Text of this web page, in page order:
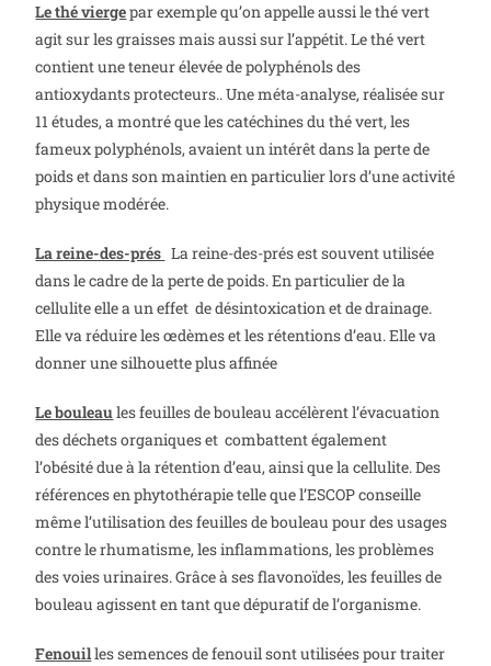
Le thé viergepar exemple qu’on appelle aussi le thé vert
agit sur les graisses mais aussi sur l’appétit. Le thé vert
contient une teneur élevée de polyphénols des
antioxydants protecteurs.. Une méta-analyse, réalisée sur
11 études, a montré que les catéchines du thé vert, les
fameux polyphénols, avaient un intérêt dans la perte de
poids et dans son maintien en particulier lors d’une activité
physique modérée.
La reine-des-prés La reine-des-prés est souvent utilisée
dans le cadre de la perte de poids. En particulier de la
cellulite elle a un effet de désintoxication et de drainage.
Elle va réduire les œdèmes et les rétentions d’eau. Elle va
donner une silhouette plus affinée
Le bouleaules feuilles de bouleau accélèrent l’évacuation
des déchets organiques et combattent également
l’obésité due à la rétention d’eau, ainsi que la cellulite. Des
références en phytothérapie telle que l’ESCOPconseille
même l’utilisation des feuilles de bouleau pour des usages
contre le rhumatisme, les inflammations, les problèmes
des voies urinaires. Grâce à ses flavonoïdes, les feuilles de
bouleau agissent en tant que dépuratif de l’organisme.
Fenouilles semences de fenouil sont utilisées pour traiter